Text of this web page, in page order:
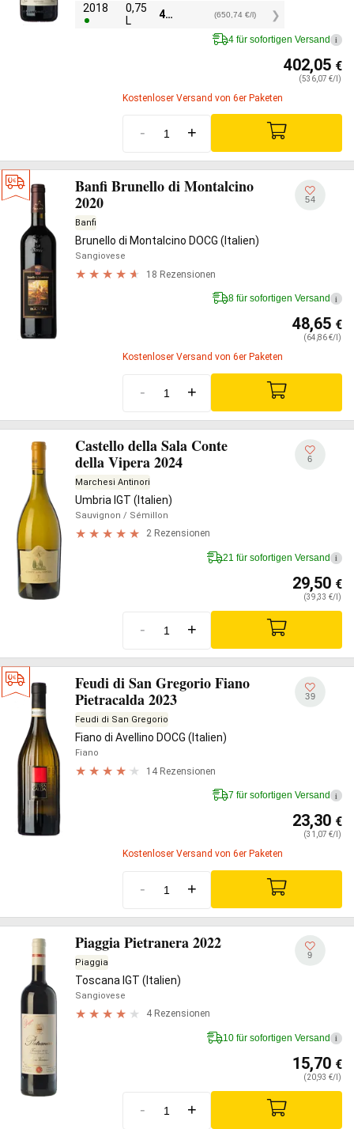
2018
0,75
L
488,05 (650,74 €/l)
4 für sofortigen Versand i
402,05 €
(536,07 €/l)
Kostenloser Versand von 6er Paketen
- +
Banfi Brunello di Montalcino
2020
Banfi
Brunello di Montalcino DOCG (Italien)
Sangiovese
18 Rezensionen
54
8 für sofortigen Versand i
48,65 €
(64,86 €/l)
Kostenloser Versand von 6er Paketen
- +
Castello della Sala Conte
della Vipera 2024
Marchesi Antinori
Umbria IGT (Italien)
Sauvignon / Sémillon
2 Rezensionen
6
21 für sofortigen Versand i
29,50 €
(39,33 €/l)
- +
Feudi di San Gregorio Fiano
Pietracalda 2023
Feudi di San Gregorio
Fiano di Avellino DOCG (Italien)
Fiano
14 Rezensionen
39
7 für sofortigen Versand i
23,30 €
(31,07 €/l)
Kostenloser Versand von 6er Paketen
- +
Piaggia Pietranera 2022
Piaggia
Toscana IGT (Italien)
Sangiovese
4 Rezensionen
9
10 für sofortigen Versand i
15,70 €
(20,93 €/l)
- +